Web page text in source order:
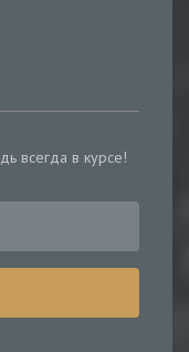
всегда в курсе!